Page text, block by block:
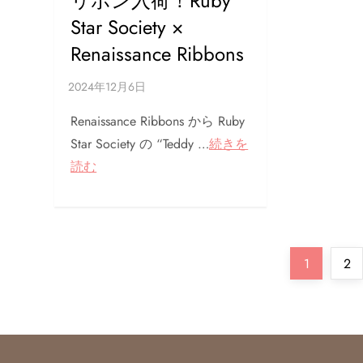
Star Society ×
Renaissance Ribbons
Renaissance Ribbons から Ruby
Star Society の “Teddy …続きを
読む
Page
1 Page
2